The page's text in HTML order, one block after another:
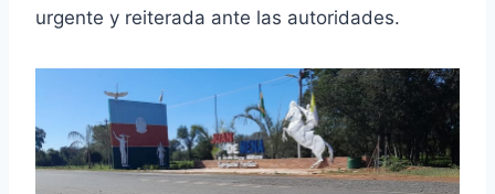
urgente y reiterada ante las autoridades.